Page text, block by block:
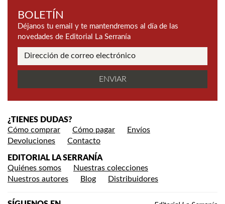
BOLETÍN
Déjanos tu email y te mantendremos al día de las
novedades de Editorial La Serranía
¿TIENES DUDAS?
Cómo comprar
Cómo pagar
Envíos
Devoluciones
Contacto
EDITORIAL LA SERRANÍA
Quiénes somos
Nuestras colecciones
Nuestros autores
Blog Distribuidores